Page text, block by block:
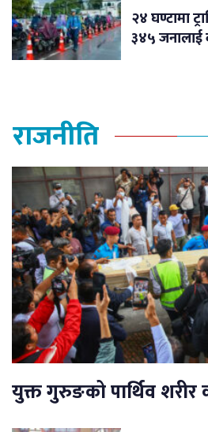
२४ घण्टामा
३४५ जनालाई
राजनीति
युक्त गुरुङको पार्थिव शरीर